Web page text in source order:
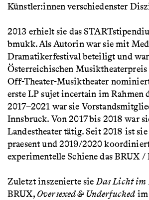
Künstler:innen verschiedenster
2013 erhielt sie das
bmukk. Als Autorin war sie mit
Dramatikerfestival beteiligt und
Österreichischen Musiktheaterpreis
Off-Theater-Musiktheater
erste LP sujet incertain im Rahmen
2017–2021 war sie
Innsbruck. Von 2017 bis 2018 war
Landestheater tätig. Seit 2018 ist
praesent und 2019/2020
experimentelle Schiene das BRUX
Zuletzt inszenierte sieDas Licht im
BRUX, Oversexed & Underfuckedim